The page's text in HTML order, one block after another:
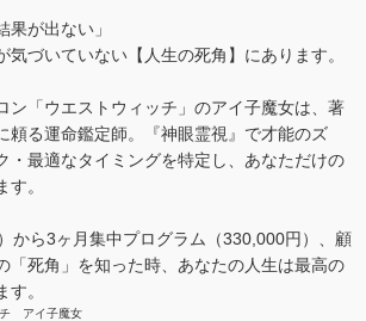
果が出ない」
気づいていない【人生の死角】にあります。
ン「ウエストウィッチ」のアイ子魔女は、著
頼る運命鑑定師。『神眼霊視』で才能のズ
・最適なタイミングを特定し、あなただけの
。
から3ヶ月集中プログラム（330,000円）、顧
「死角」を知った時、あなたの人生は最高の
。
チ アイ子魔女